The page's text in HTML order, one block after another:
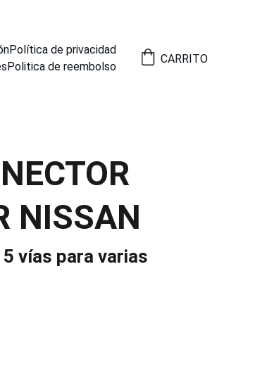
Política de privacidad
Politica de reembolso
CARRITO
NISSAN
vías para varias